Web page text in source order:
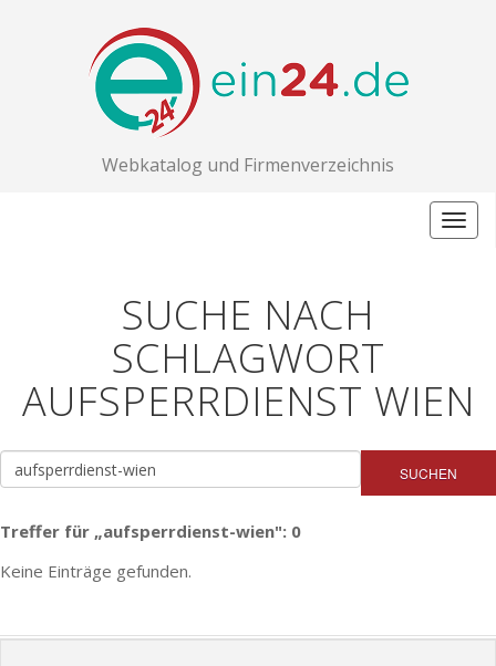
Webkatalog und Firmenverzeichnis
SUCHE NACH
SCHLAGWORT
AUFSPERRDIENST WIEN
SUCHEN
Treffer für „aufsperrdienst-wien": 0
Keine Einträge gefunden.